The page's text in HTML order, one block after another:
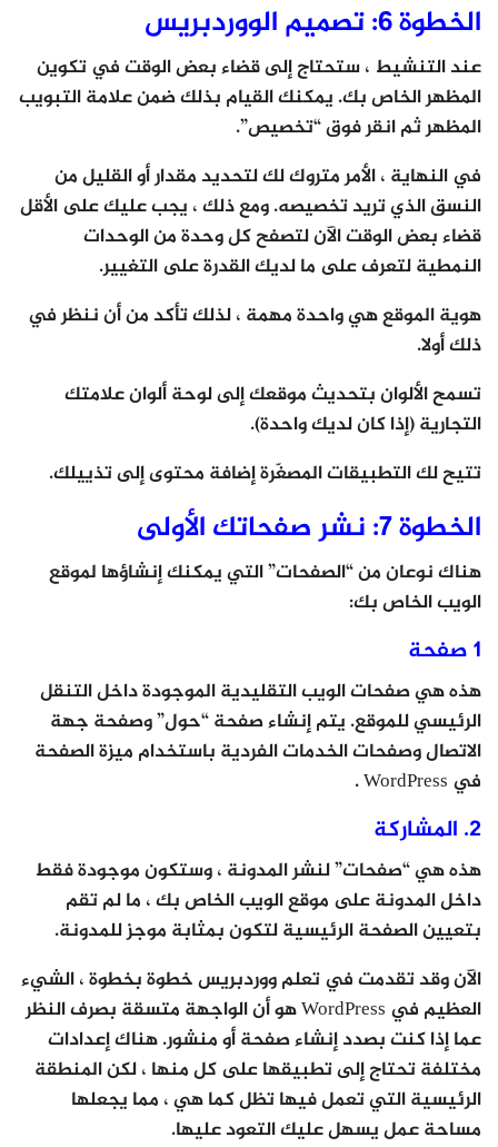
الخطوة 6: تصميم الووردبريس
عند التنشيط ، ستحتاج إلى قضاء بعض الوقت في تكوين
المظهر الخاص بك. يمكنك القيام بذلك ضمن علامة التبويب
المظهر ثم انقر فوق “تخصيص”.
في النهاية ، الأمر متروك لك لتحديد مقدار أو القليل من
النسق الذي تريد تخصيصه. ومع ذلك ، يجب عليك على الأقل
قضاء بعض الوقت الآن لتصفح كل وحدة من الوحدات
النمطية لتعرف على ما لديك القدرة على التغيير.
هوية الموقع هي واحدة مهمة ، لذلك تأكد من أن ننظر في
ذلك أولا.
تسمح الألوان بتحديث موقعك إلى لوحة ألوان علامتك
التجارية (إذا كان لديك واحدة).
تتيح لك التطبيقات المصغّرة إضافة محتوى إلى تذييلك.
الخطوة 7: نشر صفحاتك الأولى
هناك نوعان من “الصفحات” التي يمكنك إنشاؤها لموقع
الويب الخاص بك:
1 صفحة
هذه هي صفحات الويب التقليدية الموجودة داخل التنقل
الرئيسي للموقع. يتم إنشاء صفحة “حول” وصفحة جهة
الاتصال وصفحات الخدمات الفردية باستخدام ميزة الصفحة
في WordPress .
2. المشاركة
هذه هي “صفحات” لنشر المدونة ، وستكون موجودة فقط
داخل المدونة على موقع الويب الخاص بك ، ما لم تقم
بتعيين الصفحة الرئيسية لتكون بمثابة موجز للمدونة.
الآن وقد تقدمت في تعلم ووردبريس خطوة بخطوة ، الشيء
العظيم في WordPress هو أن الواجهة متسقة بصرف النظر
عما إذا كنت بصدد إنشاء صفحة أو منشور. هناك إعدادات
مختلفة تحتاج إلى تطبيقها على كل منها ، لكن المنطقة
الرئيسية التي تعمل فيها تظل كما هي ، مما يجعلها
مساحة عمل يسهل عليك التعود عليها.